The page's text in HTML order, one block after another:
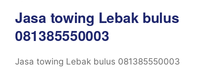
Jasa towing Lebak bulus
081385550003
Jasa towing Lebak bulus 081385550003